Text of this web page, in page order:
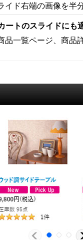
ド右端の画像を半
ートのスライドにも
品一覧ページ、商品